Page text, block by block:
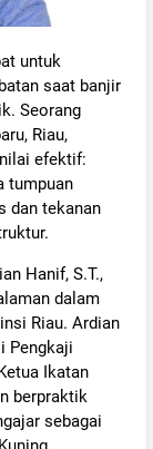
untuk
saat banjir
Seorang
Riau,
efektif:
tumpuan
dan tekanan
Hanif, S.T.,
dalam
Riau. Ardian
Pengkaji
Ikatan
berpraktik
sebagai